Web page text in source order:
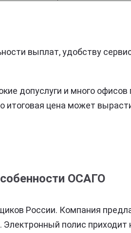
выплат, удобству
допуслуги и много офисов
итоговая цена может
ОСАГО
России. Компания
полис приходит